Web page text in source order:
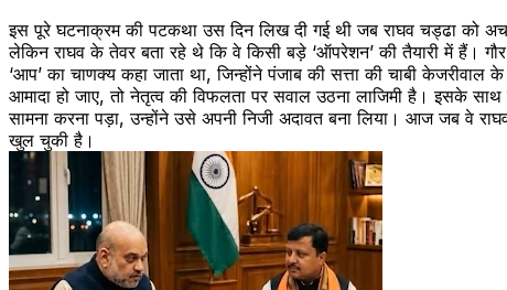
इस पूरे घटनाक्रम की पटकथा उस दिन लिख दी गई थी जब राघव चड्ढा को
लेकिन राघव के तेवर बता रहे थे कि वे किसी बड़े ‘ऑपरेशन’ की तैयारी में हैं।
‘आप’ का चाणक्य कहा जाता था, जिन्होंने पंजाब की सत्ता की चाबी केजरीवाल
आमादा हो जाए, तो नेतृत्व की विफलता पर सवाल उठना लाजिमी है। इसके
सामना करना पड़ा, उन्होंने उसे अपनी निजी अदावत बना लिया। आज जब वे
खुल चुकी है।